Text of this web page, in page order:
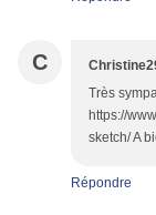
C
Très
https://
sketch/ A
Répondre